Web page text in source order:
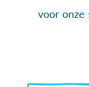
voor onze